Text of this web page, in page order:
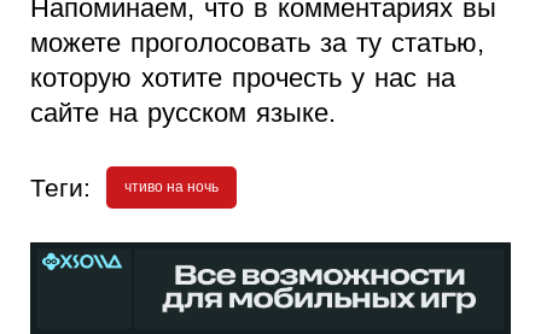
Напоминаем, что в комментариях вы
можете проголосовать за ту статью,
которую хотите прочесть у нас на
сайте на русском языке.
Теги: чтиво на ночь